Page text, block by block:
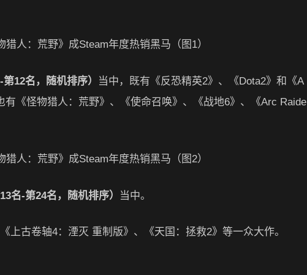
12名，随机排序）
当中，既有《反恐精英2》、《Dota2》和《A
《怪物猎人：荒野》、《使命召唤》、《战地6》、《Arc Raide
名-第24名，随机排序） 当中。
上古卷轴4：湮灭 重制版》、《天国：拯救2》等一众大作。